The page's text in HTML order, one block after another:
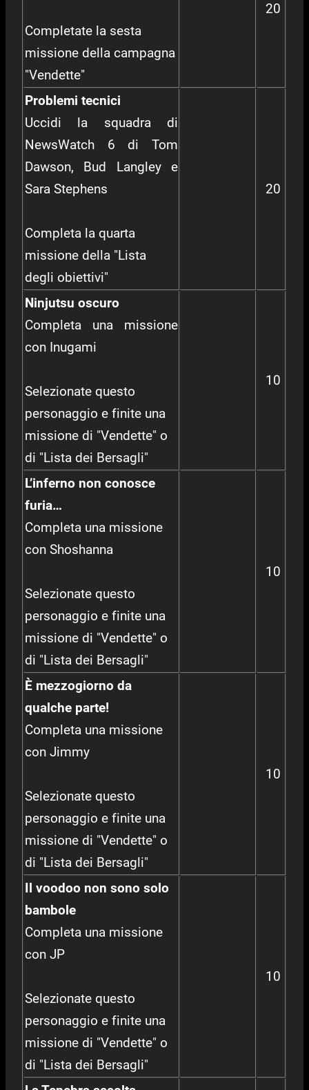
Completate la sesta
missione della campagna
"Vendette"
20
Problemi tecnici
Uccidi la squadra di
NewsWatch 6 di Tom
Dawson, Bud Langley e
Sara Stephens
Completa la quarta
missione della "Lista
degli obiettivi"
20
Ninjutsu oscuro
Completa una missione
con Inugami
Selezionate questo
personaggio e finite una
missione di "Vendette" o
di "Lista dei Bersagli"
10
L’inferno non conosce
furia…
Completa una missione
con Shoshanna
Selezionate questo
personaggio e finite una
missione di "Vendette" o
di "Lista dei Bersagli"
10
È mezzogiorno da
qualche parte!
Completa una missione
con Jimmy
Selezionate questo
personaggio e finite una
missione di "Vendette" o
di "Lista dei Bersagli"
10
Il voodoo non sono solo
bambole
Completa una missione
con JP
Selezionate questo
personaggio e finite una
missione di "Vendette" o
di "Lista dei Bersagli"
10